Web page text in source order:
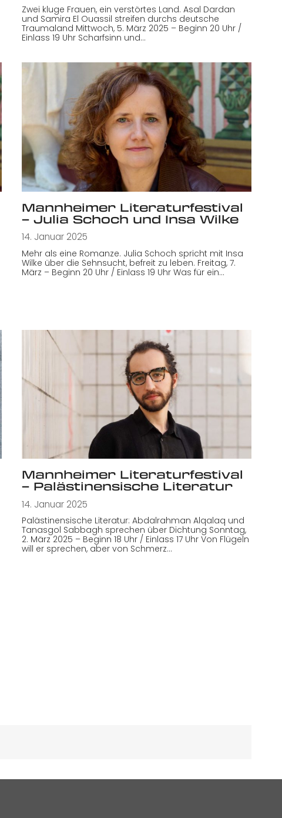
Zwei kluge Frauen, ein verstörtes Land. Asal Dardan
und Samira El Ouassil streifen durchs deutsche
Traumaland Mittwoch, 5. März 2025 – Beginn 20 Uhr /
Einlass 19 Uhr Scharfsinn und…
Mannheimer Literaturfestival
– Julia Schoch und Insa Wilke
14. Januar 2025
Mehr als eine Romanze. Julia Schoch spricht mit Insa
Wilke über die Sehnsucht, befreit zu leben. Freitag, 7.
März – Beginn 20 Uhr / Einlass 19 Uhr Was für ein…
Mannheimer Literaturfestival
– Palästinensische Literatur
14. Januar 2025
Palästinensische Literatur: Abdalrahman Alqalaq und
Tanasgol Sabbagh sprechen über Dichtung Sonntag,
2. März 2025 – Beginn 18 Uhr / Einlass 17 Uhr Von Flügeln
will er sprechen, aber von Schmerz…